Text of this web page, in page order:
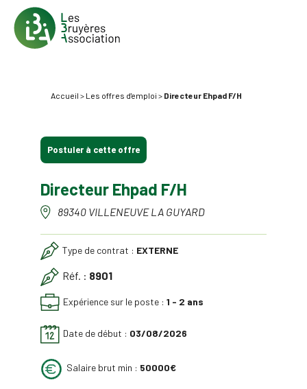
Accueil > Les offres d'emploi > Directeur Ehpad F/H
Postuler à cette offre
Directeur Ehpad F/H
89340 VILLENEUVE LA GUYARD
Type de contrat : EXTERNE
Réf. : 8901
Expérience sur le poste : 1 - 2 ans
Date de début : 03/08/2026
Salaire brut min : 50000€